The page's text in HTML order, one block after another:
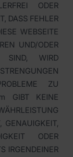
ODER
DASS FEHLER
WEBSEITE
UND/ODER
SIND, WIRD
ZU
GIBT KEINE
GENAUIGKEIT,
ODER
IRGENDEINER